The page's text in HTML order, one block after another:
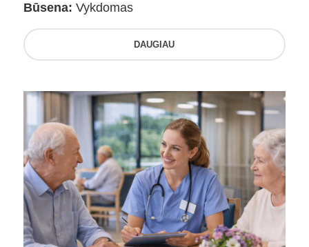
Būsena: Vykdomas
DAUGIAU